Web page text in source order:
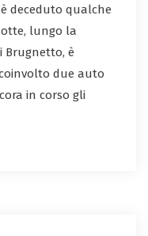
deceduto qualche
lungo la
Brugnetto, è
due auto
in corso gli